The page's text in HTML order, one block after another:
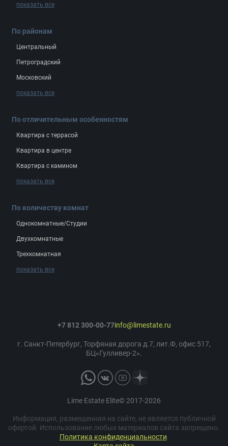
показать все
По районам
Центральный
Петроградский
Московский
показать все
По отличительным особенностям
Квартира с террасой
Квартира в центре
Квартира с камином
показать все
По количеству комнат
Однокомнатные/Студии
Двухкомнатные
Трехкомнатная
показать все
Lime Estate Elite© 2017-2026
Информация, размещенная на сайте, не является публичной
офертой. Использование любых материалов сайта запрещено.
Политика конфиденциальности
+7 812 300-00-77info@limestate.ru
г. Санкт-Петербург, Торфяная дорога д.7, лит.Ф, офис 517,
БЦ«Гулливер-2».